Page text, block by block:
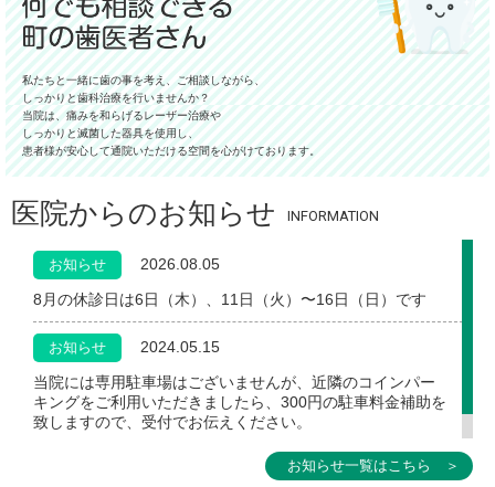
私たちと一緒に歯の事を考え、ご相談しながら、
しっかりと歯科治療を行いませんか？
当院は、痛みを和らげるレーザー治療や
しっかりと滅菌した器具を使用し、
患者様が安心して通院いただける空間を心がけております。
医院からのお知らせ INFORMATION
お知らせ
2026.08.05
8月の休診日は6日（木）、11日（火）〜16日（日）です
お知らせ
2024.05.15
当院には専用駐車場はございませんが、近隣のコインパー
キングをご利用いただきましたら、300円の駐車料金補助を
致しますので、受付でお伝えください。
お知らせ一覧はこちら ＞